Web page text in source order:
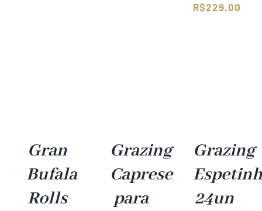
R$229.00
Gran
Bufala
Rolls
Grazing
Caprese
para
Grazing
24un